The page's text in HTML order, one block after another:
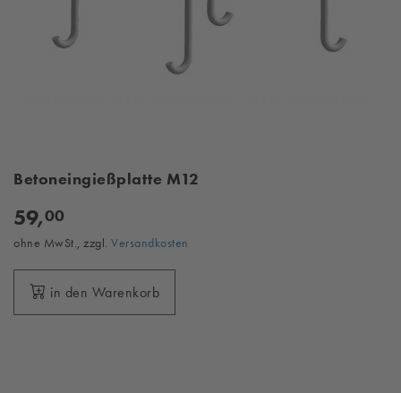
Betoneingießplatte M12
59,00
ohne MwSt., zzgl. Versandkosten
in den Warenkorb